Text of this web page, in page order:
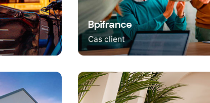
Bpifrance
Cas client